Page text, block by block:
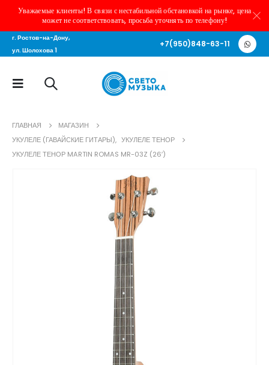
Уважаемые клиенты! В связи с нестабильной обстановкой на рынке, цена
может не соответствовать, просьба уточнять по телефону!
г. Ростов-на-Дону,
ул. Шолохова 1
+7(950)848-63-11
ГЛАВНАЯ
МАГАЗИН
УКУЛЕЛЕ (ГАВАЙСКИЕ ГИТАРЫ), УКУЛЕЛЕ ТЕНОР
УКУЛЕЛЕ ТЕНОР MARTIN ROMAS MR-03Z (26′)